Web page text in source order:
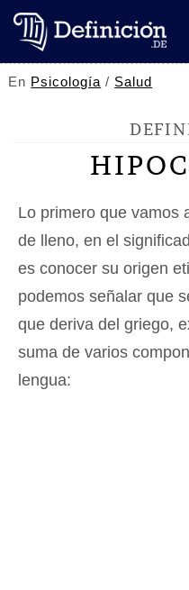
En Psicología / Salud
Lo primero que vamos
de lleno, en el
es conocer su origen
podemos señalar que
que deriva del griego,
suma de varios
lengua: